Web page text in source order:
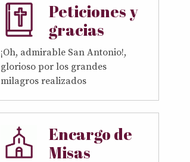
Peticiones y
gracias
¡Oh, admirable San Antonio!,
glorioso por los grandes
milagros realizados
Encargo de
Misas